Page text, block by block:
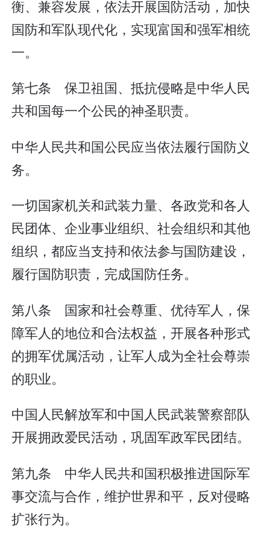
衡、兼容发展，依法开展国防活动，加快
国防和军队现代化，实现富国和强军相统
一。
第七条 保卫祖国、抵抗侵略是中华人民
共和国每一个公民的神圣职责。
中华人民共和国公民应当依法履行国防义
务。
一切国家机关和武装力量、各政党和各人
民团体、企业事业组织、社会组织和其他
组织，都应当支持和依法参与国防建设，
履行国防职责，完成国防任务。
第八条 国家和社会尊重、优待军人，保
障军人的地位和合法权益，开展各种形式
的拥军优属活动，让军人成为全社会尊崇
的职业。
中国人民解放军和中国人民武装警察部队
开展拥政爱民活动，巩固军政军民团结。
第九条 中华人民共和国积极推进国际军
事交流与合作，维护世界和平，反对侵略
扩张行为。